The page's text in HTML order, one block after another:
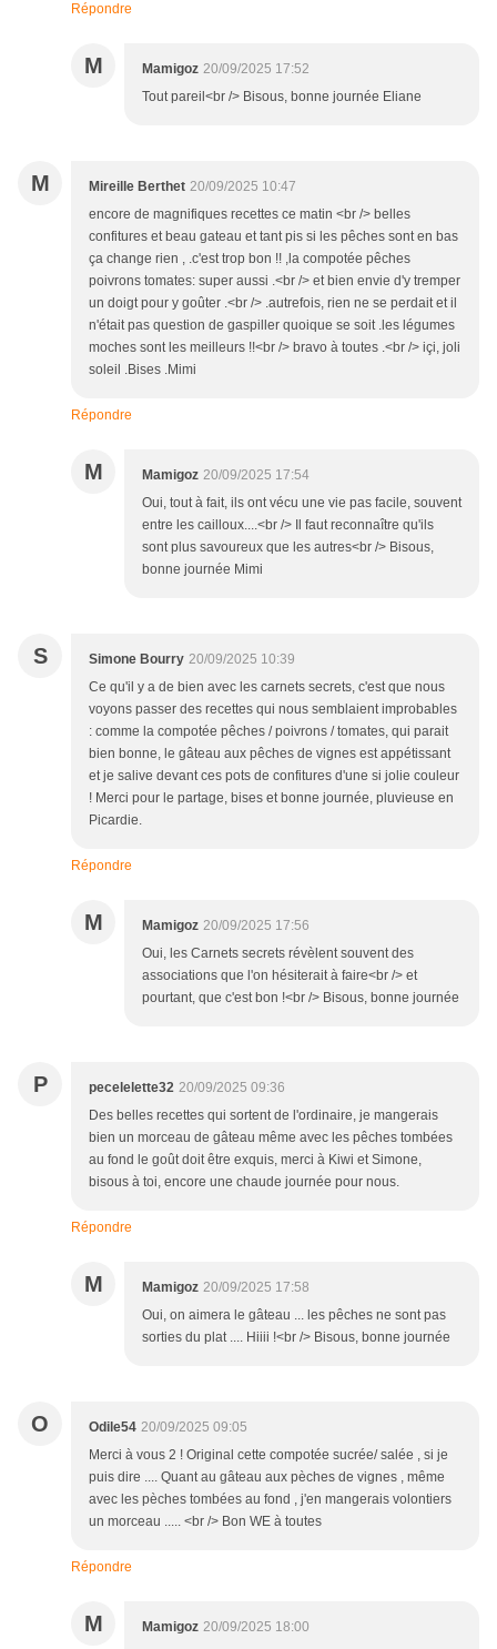
Répondre
M Mamigoz 20/09/2025 17:52
Tout pareil<br /> Bisous, bonne journée Eliane
M Mireille Berthet 20/09/2025 10:47
encore de magnifiques recettes ce matin <br /> belles
confitures et beau gateau et tant pis si les pêches sont en bas
ça change rien , .c'est trop bon !! ,la compotée pêches
poivrons tomates: super aussi .<br /> et bien envie d'y tremper
un doigt pour y goûter .<br /> .autrefois, rien ne se perdait et il
n'était pas question de gaspiller quoique se soit .les légumes
moches sont les meilleurs !!<br /> bravo à toutes .<br /> içi, joli
soleil .Bises .Mimi
Répondre
M Mamigoz 20/09/2025 17:54
Oui, tout à fait, ils ont vécu une vie pas facile, souvent
entre les cailloux....<br /> Il faut reconnaître qu'ils
sont plus savoureux que les autres<br /> Bisous,
bonne journée Mimi
S Simone Bourry 20/09/2025 10:39
Ce qu'il y a de bien avec les carnets secrets, c'est que nous
voyons passer des recettes qui nous semblaient improbables
: comme la compotée pêches / poivrons / tomates, qui parait
bien bonne, le gâteau aux pêches de vignes est appétissant
et je salive devant ces pots de confitures d'une si jolie couleur
! Merci pour le partage, bises et bonne journée, pluvieuse en
Picardie.
Répondre
M Mamigoz 20/09/2025 17:56
Oui, les Carnets secrets révèlent souvent des
associations que l'on hésiterait à faire<br /> et
pourtant, que c'est bon !<br /> Bisous, bonne journée
P pecelelette32 20/09/2025 09:36
Des belles recettes qui sortent de l'ordinaire, je mangerais
bien un morceau de gâteau même avec les pêches tombées
au fond le goût doit être exquis, merci à Kiwi et Simone,
bisous à toi, encore une chaude journée pour nous.
Répondre
M Mamigoz 20/09/2025 17:58
Oui, on aimera le gâteau ... les pêches ne sont pas
sorties du plat .... Hiiii !<br /> Bisous, bonne journée
O Odile54 20/09/2025 09:05
Merci à vous 2 ! Original cette compotée sucrée/ salée , si je
puis dire .... Quant au gâteau aux pèches de vignes , même
avec les pèches tombées au fond , j'en mangerais volontiers
un morceau ..... <br /> Bon WE à toutes
Répondre
M Mamigoz 20/09/2025 18:00